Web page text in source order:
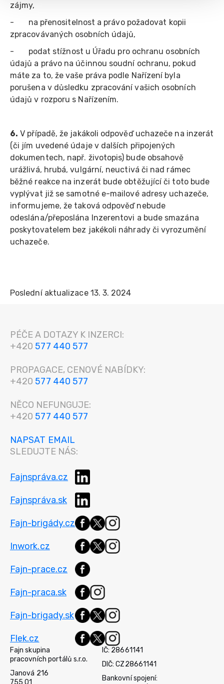
zájmy,
- na přenositelnost a právo požadovat kopii
zpracovávaných osobních údajů,
- podat stížnost u Úřadu pro ochranu osobních
údajů a právo na účinnou soudní ochranu, pokud
máte za to, že vaše práva podle Nařízení byla
porušena v důsledku zpracování vašich osobních
údajů v rozporu s Nařízením.
6. V případě, že jakákoli odpověď uchazeče na inzerát
(či jím uvedené údaje v dalších připojených
dokumentech, např. životopis) bude obsahově
urážlivá, hrubá, vulgární, neuctivá či nad rámec
běžné reakce na inzerát bude obtěžující či toto bude
vyplývat již se samotné e-mailové adresy uchazeče,
informujeme, že taková odpověď nebude
odeslána/přeposlána Inzerentovi a bude smazána
poskytovatelem bez jakékoli náhrady či vyrozumění
uchazeče.
Poslední aktualizace 13. 3. 2024
PÉČE A DOTAZY K INZERCI:
+420 577 440 577
PROPAGACE, CENOVÉ NABÍDKY:
+420 577 440 577
NĚCO NEFUNGUJE:
+420 577 440 577
NAPSAT EMAIL
SLEDUJTE NÁS:
Fajnspráva.cz
Fajnspráva.sk
Fajn-brigády.cz
Inwork.cz
Fajn-prace.cz
Fajn-praca.sk
Fajn-brigady.sk
Flek.cz
Fajn skupina
pracovních portálů s.r.o.
Janová 216
755 01
IČ: 28661141
DIČ: CZ28661141
Bankovní spojení: